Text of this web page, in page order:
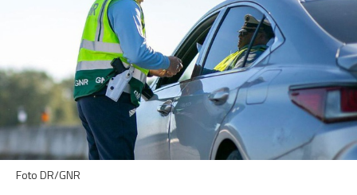
Foto DR/GNR